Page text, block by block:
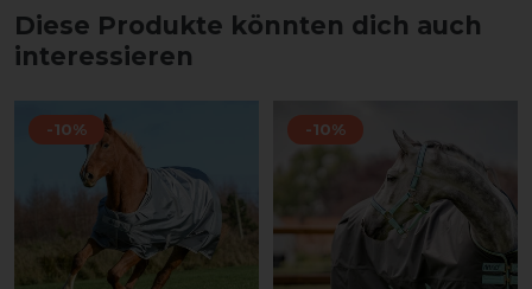
Diese Produkte könnten dich auch
interessieren
-10% -10%